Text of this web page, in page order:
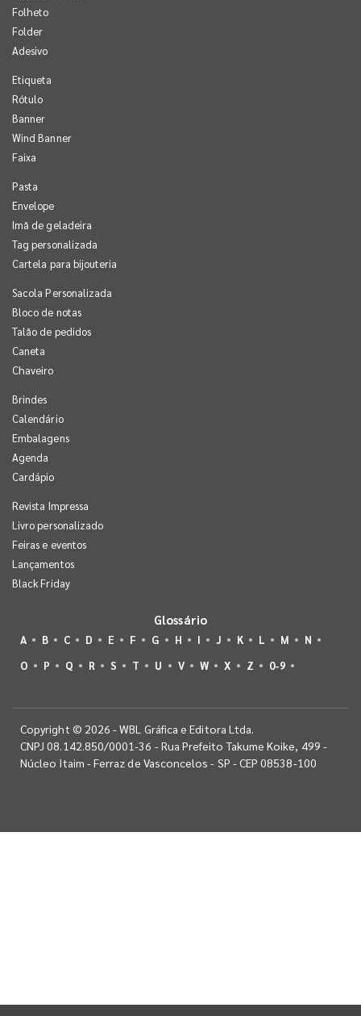
Folheto
Folder
Adesivo
Etiqueta
Rótulo
Banner
Wind Banner
Faixa
Pasta
Envelope
Imã de geladeira
Tag personalizada
Cartela para bijouteria
Sacola Personalizada
Bloco de notas
Talão de pedidos
Caneta
Chaveiro
Brindes
Calendário
Embalagens
Agenda
Cardápio
Revista Impressa
Livro personalizado
Feiras e eventos
Lançamentos
Black Friday
Glossário
A B C D E F G H I J K L M
N
O
P Q R S T U V W X Z 0-9
Copyright © 2026 - WBL Gráfica e Editora Ltda.
CNPJ 08.142.850/0001-36 - Rua Prefeito Takume Koike, 499 -
Núcleo Itaim - Ferraz de Vasconcelos - SP - CEP 08538-100